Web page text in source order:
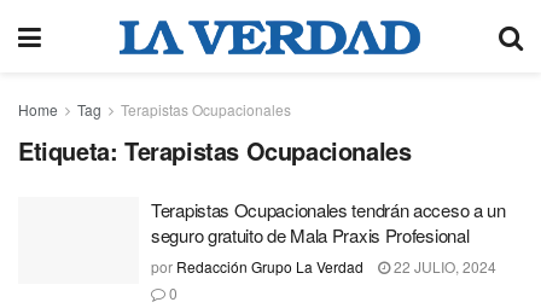
Home Tag Terapistas Ocupacionales
Etiqueta: Terapistas Ocupacionales
Terapistas Ocupacionales tendrán acceso a un
seguro gratuito de Mala Praxis Profesional
por Redacción Grupo La Verdad
22 JULIO, 2024
0